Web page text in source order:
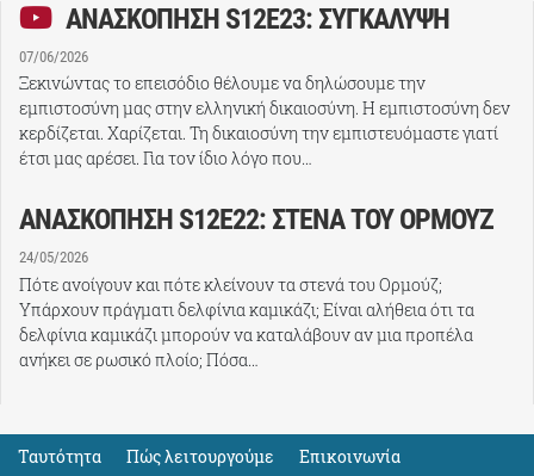
ΑΝΑΣΚΟΠΗΣΗ S12E23: ΣΥΓΚΑΛΥΨΗ
07/06/2026
Ξεκινώντας το επεισόδιο θέλουμε να δηλώσουμε την
εμπιστοσύνη μας στην ελληνική δικαιοσύνη. Η εμπιστοσύνη δεν
κερδίζεται. Χαρίζεται. Τη δικαιοσύνη την εμπιστευόμαστε γιατί
έτσι μας αρέσει. Για τον ίδιο λόγο που…
ΑΝΑΣΚΟΠΗΣΗ S12E22: ΣΤΕΝΑ ΤΟΥ ΟΡΜΟΥΖ
24/05/2026
Πότε ανοίγουν και πότε κλείνουν τα στενά του Ορμούζ;
Υπάρχουν πράγματι δελφίνια καμικάζι; Είναι αλήθεια ότι τα
δελφίνια καμικάζι μπορούν να καταλάβουν αν μια προπέλα
ανήκει σε ρωσικό πλοίο; Πόσα…
Ταυτότητα Πώς λειτουργούμε
Eπικοινωνία